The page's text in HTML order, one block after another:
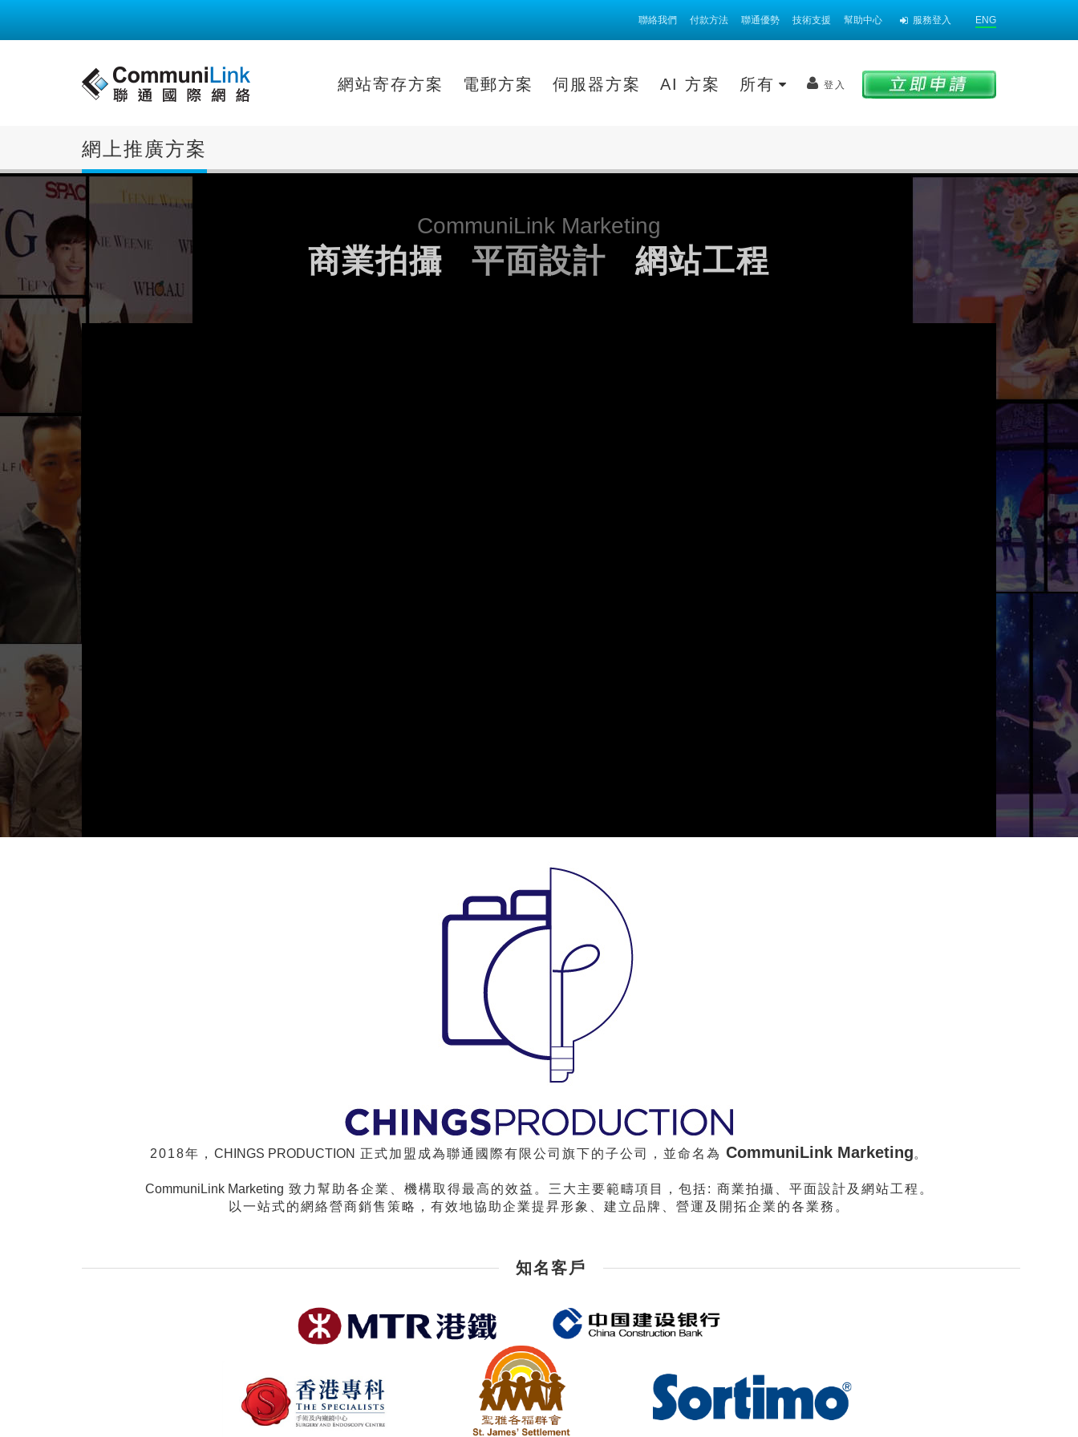
聯絡我們 付款方法 聯通優勢 技術支援 幫助中心 服務登入 ENG
網站寄存方案 電郵方案 伺服器方案 AI 方案 所有 登入
網上推廣方案
CommuniLink Marketing
商業拍攝 平面設計 網站工程
2018年， CHINGS PRODUCTION 正式加盟成為聯通國際有限公司旗下的子公司，並命名為 CommuniLink Marketing。
CommuniLink Marketing 致力幫助各企業、機構取得最高的效益。三大主要範疇項目，包括: 商業拍攝、平面設計及網站工程。
以一站式的網絡營商銷售策略，有效地協助企業提昇形象、建立品牌、營運及開拓企業的各業務。
知名客戶